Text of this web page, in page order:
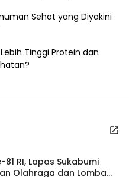
Sehat yang Diyakini
Tinggi Protein dan
81 RI, Lapas Sukabumi
Olahraga dan Lomba